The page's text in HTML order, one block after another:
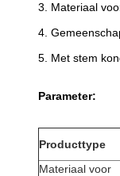
3. Materiaal
4.
5. Met stem
Parameter:
Producttype
Materiaal voor